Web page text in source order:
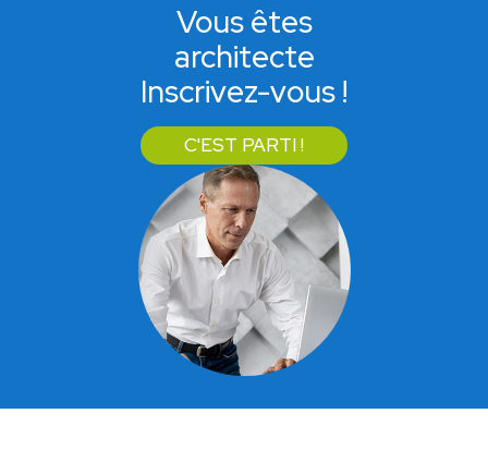
Vous êtes
architecte
Inscrivez-vous !
C'EST PARTI !